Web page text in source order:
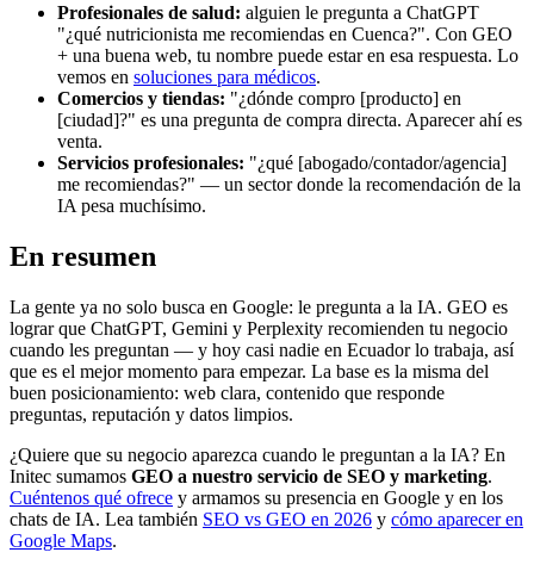
Profesionales de salud: alguien le pregunta a ChatGPT
"¿qué nutricionista me recomiendas en Cuenca?". Con GEO
+ una buena web, tu nombre puede estar en esa respuesta. Lo
vemos en soluciones para médicos.
Comercios y tiendas: "¿dónde compro [producto] en
[ciudad]?" es una pregunta de compra directa. Aparecer ahí es
venta.
Servicios profesionales: "¿qué [abogado/contador/agencia]
me recomiendas?" — un sector donde la recomendación de la
IA pesa muchísimo.
En resumen
La gente ya no solo busca en Google: le pregunta a la IA. GEO es
lograr que ChatGPT, Gemini y Perplexity recomienden tu negocio
cuando les preguntan — y hoy casi nadie en Ecuador lo trabaja, así
que es el mejor momento para empezar. La base es la misma del
buen posicionamiento: web clara, contenido que responde
preguntas, reputación y datos limpios.
¿Quiere que su negocio aparezca cuando le preguntan a la IA? En
Initec sumamos GEO a nuestro servicio de SEO y marketing.
Cuéntenos qué ofrece y armamos su presencia en Google y en los
chats de IA. Lea también SEO vs GEO en 2026 y cómo aparecer en
Google Maps.